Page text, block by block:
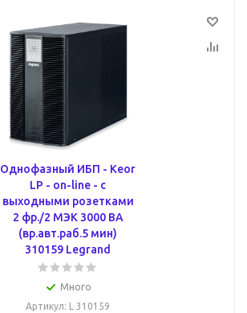
Однофазный ИБП - Keor
LP - on-line - с
выходными розетками
2 фр./2 МЭК 3000 ВА
(вр.авт.раб.5 мин)
310159 Legrand
Много
Артикул: L 310159